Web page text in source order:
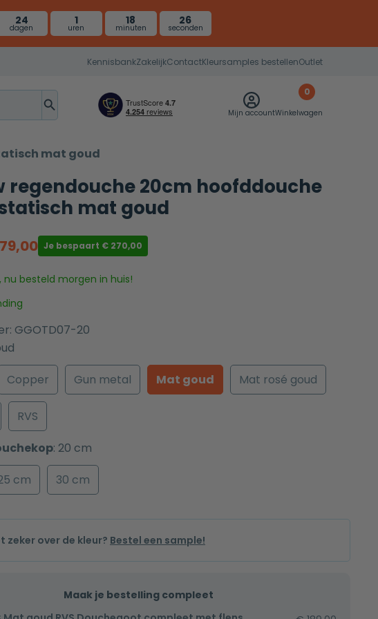
24
dagen
1
uren
18
minuten
26
seconden
KennisbankZakelijkContactKleursamples bestellenOutlet
Mijn account
0
Winkelwagen
mat goud
regendouche 20cm hoofddouche
mat goud
Je bespaart €270,00
nu besteld morgen in huis!
GGOTD07-20
Copper Gun metal Mat goud Mat rosé goud
RVS
: 20 cm
cm 30 cm
zeker over de kleur? Bestel een sample!
Maak je bestelling compleet